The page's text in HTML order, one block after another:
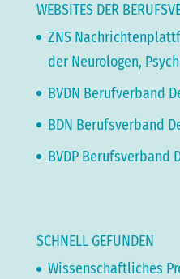
WEBSITES DER
ZNS
der Neurologen,
BVDN Berufverband
BDN Berufsverband
BVDP Berufsverband
SCHNELL GEFUNDEN
Wissenschaftliches